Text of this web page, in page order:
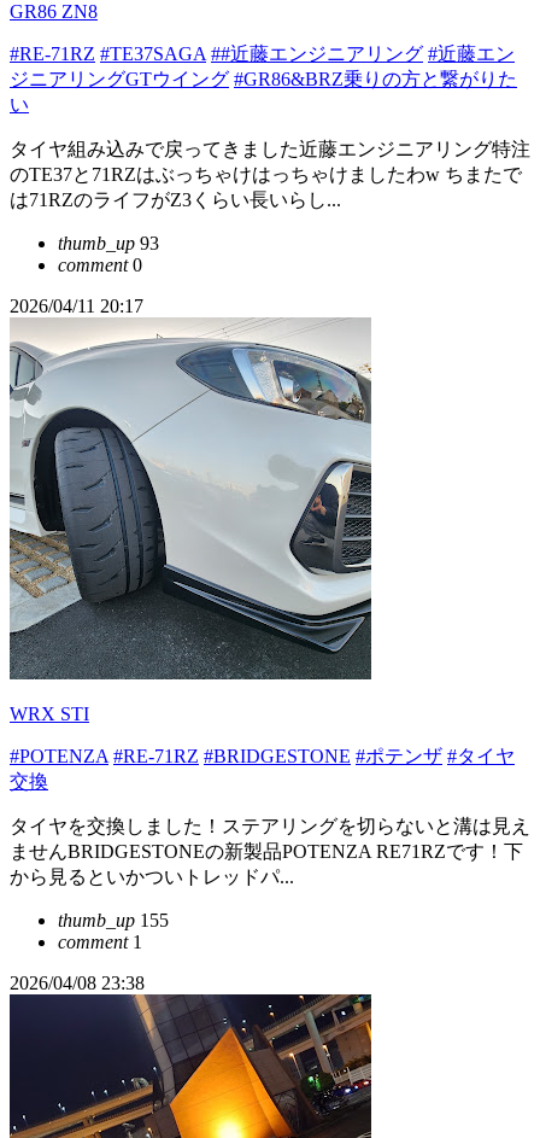
GR86 ZN8
#RE-71RZ #TE37SAGA ##近藤エンジニアリング #近藤エン
ジニアリングGTウイング #GR86&BRZ乗りの方と繋がりた
い
タイヤ組み込みで戻ってきました近藤エンジニアリング特注
のTE37と71RZはぶっちゃけはっちゃけましたわw ちまたで
は71RZのライフがZ3くらい長いらし...
thumb_up 93
comment0
2026/04/11 20:17
WRX STI
#POTENZA #RE-71RZ #BRIDGESTONE #ポテンザ #タイヤ
交換
タイヤを交換しました！ステアリングを切らないと溝は見え
ませんBRIDGESTONEの新製品POTENZA RE71RZです！下
から見るといかついトレッドパ...
thumb_up 155
comment1
2026/04/08 23:38